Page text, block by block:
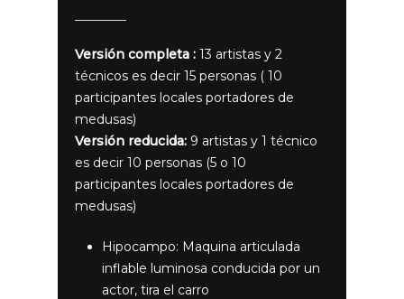
Versión completa : 13 artistas y 2
técnicos es decir 15 personas ( 10
participantes locales portadores de
medusas)
Versión reducida: 9 artistas y 1 técnico
es decir 10 personas (5 o 10
participantes locales portadores de
medusas)
Hipocampo: Maquina articulada
inflable luminosa conducida por un
actor, tira el carro